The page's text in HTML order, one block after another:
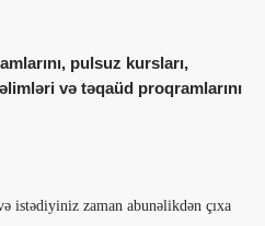
və təqaüd proqramlarını
istədiyiniz zaman abunəlikdən çıxa